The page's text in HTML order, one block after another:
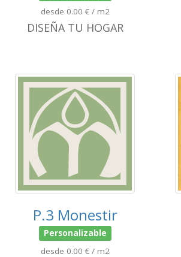
desde 0.00 € / m2
DISEÑA TU HOGAR
P.3 Monestir
Personalizable
desde 0.00 € / m2